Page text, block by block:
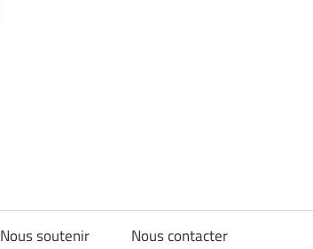
Nous soutenir Nous contacter